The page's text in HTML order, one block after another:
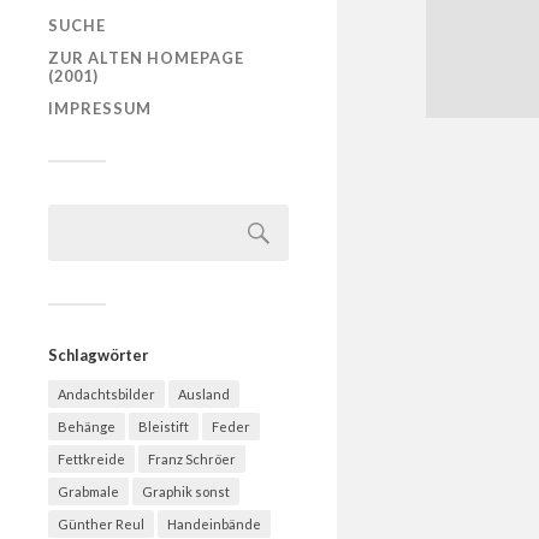
SUCHE
ZUR ALTEN HOMEPAGE
(2001)
IMPRESSUM
Schlagwörter
Andachtsbilder Ausland
Behänge Bleistift Feder
Fettkreide Franz Schröer
Grabmale Graphik sonst
Günther Reul Handeinbände